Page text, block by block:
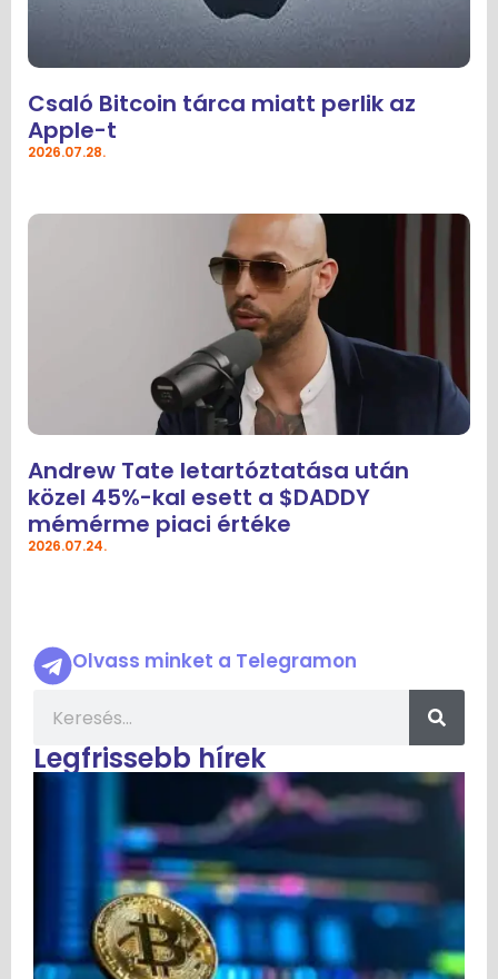
Csaló Bitcoin tárca miatt perlik az
Apple-t
2026.07.28.
Andrew Tate letartóztatása után
közel 45%-kal esett a $DADDY
mémérme piaci értéke
2026.07.24.
Olvass minket a Telegramon
Legfrissebb hírek